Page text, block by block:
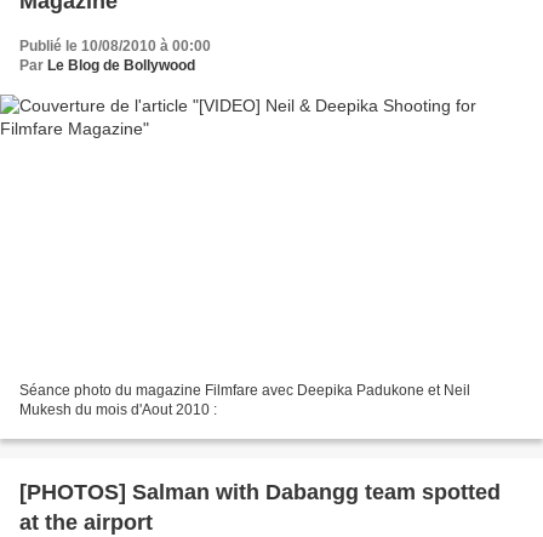
Publié le 10/08/2010 à 00:00
Par Le Blog de Bollywood
Séance photo du magazine Filmfare avec Deepika Padukone et Neil
Mukesh du mois d'Aout 2010 :
[PHOTOS] Salman with Dabangg team spotted
at the airport